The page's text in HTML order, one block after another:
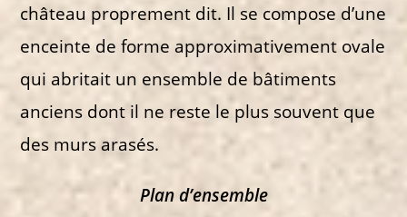
château proprement dit. Il se compose d’une
enceinte de forme approximativement ovale
qui abritait un ensemble de bâtiments
anciens dont il ne reste le plus souvent que
des murs arasés.
Plan d’ensemble